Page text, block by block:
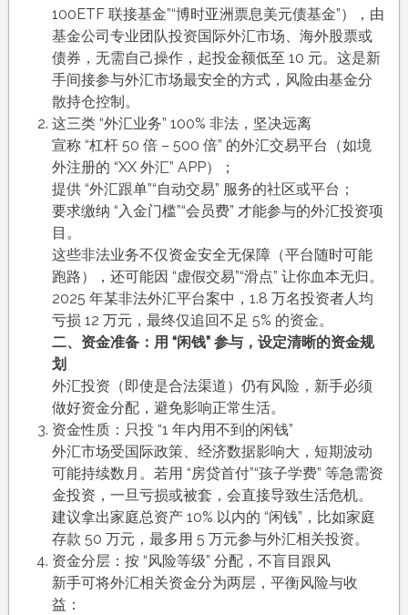
100ETF 联接基金”“博时亚洲票息美元债基金”），由
基金公司专业团队投资国际外汇市场、海外股票或
债券，无需自己操作，起投金额低至 10 元。这是新
手间接参与外汇市场最安全的方式，风险由基金分
散持仓控制。​
这三类 “外汇业务” 100% 非法，坚决远离​
宣称 “杠杆 50 倍 – 500 倍” 的外汇交易平台（如境
外注册的 “XX 外汇” APP）；​
提供 “外汇跟单”“自动交易” 服务的社区或平台；​
要求缴纳 “入金门槛”“会员费” 才能参与的外汇投资项
目。​
这些非法业务不仅资金安全无保障（平台随时可能
跑路），还可能因 “虚假交易”“滑点” 让你血本无归。
2025 年某非法外汇平台案中，1.8 万名投资者人均
亏损 12 万元，最终仅追回不足 5% 的资金。​
二、资金准备：用 “闲钱” 参与，设定清晰的资金规
划​
外汇投资（即使是合法渠道）仍有风险，新手必须
做好资金分配，避免影响正常生活。​
资金性质：只投 “1 年内用不到的闲钱”​
外汇市场受国际政策、经济数据影响大，短期波动
可能持续数月。若用 “房贷首付”“孩子学费” 等急需资
金投资，一旦亏损或被套，会直接导致生活危机。
建议拿出家庭总资产 10% 以内的 “闲钱”，比如家庭
存款 50 万元，最多用 5 万元参与外汇相关投资。​
资金分层：按 “风险等级” 分配，不盲目跟风​
新手可将外汇相关资金分为两层，平衡风险与收
益：​